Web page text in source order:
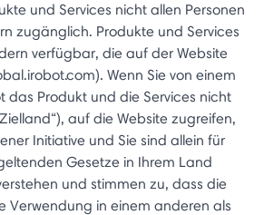
und Services nicht allen Personen
zugänglich. Produkte und Services
verfügbar, die auf der Website
Wenn Sie von einem
das Produkt und die Services nicht
auf die Website zugreifen,
Initiative und Sie sind allein für
Gesetze in Ihrem Land
und stimmen zu, dass die
Verwendung in einem anderen als